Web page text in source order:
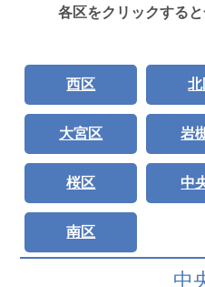
各区をクリックする
西区 北
大宮区 岩
桜区 中
南区
中